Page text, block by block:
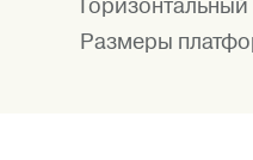
Размеры